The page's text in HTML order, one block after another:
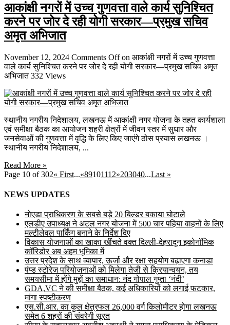
आकांक्षी नगरों में उच्च गुणवत्ता वाले कार्य सुनिश्चित
करने पर जोर दे रही योगी सरकार—प्रमुख सचिव
अमृत अभिजात
November 12, 2024 Comments Offon आकांक्षी नगरों में उच्च गुणवत्ता
वाले कार्य सुनिश्चित करने पर जोर दे रही योगी सरकार—प्रमुख सचिव अमृत
अभिजात 332 Views
स्थानीय नगरीय निदेशालय, लखनऊ में आकांक्षी नगर योजना के तहत कार्यशाला
एवं समीक्षा बैठक का आयोजन शहरी क्षेत्रों में जीवन स्तर में सुधार और
जनसेवाओं की गुणवत्ता में वृद्धि के लिए किए जाएंगे ठोस प्रयास लखनऊ ।
स्थानीय नगरीय निदेशालय, ...
Read More »
Page 10 of 302« First...«89101112»203040...Last »
NEWS UPDATES
नोएडा प्राधिकरण के सबसे बड़े 20 बिल्डर बकाया घोटाले
एलडीए उपाध्यक्ष ने अटल नगर योजना में 500 चार पहिया वाहनों के लिए
मल्टीलेवल पार्किंग बनाने के निर्देश दिए
विकास योजनाओं का खाका खींचते वक्त दिल्ली-देहरादून इकोनॉमिक
कॉरिडोर अब अहम भूमिका में
उत्तर प्रदेश के साथ व्यापार, ऊर्जा और रक्षा सहयोग बढ़ाएगा कनाडा
पंप्ड स्टोरेज परियोजनाओं को मिलेगा तेजी से क्रियान्वयन, तय
समयसीमा में होंगे मुद्दों का समाधान: नंद गोपाल गुप्ता ‘नंदी’
GDA,VC ने की समीक्षा बैठक, कई अधिकारियों को लगाई फटकार,
मांगा स्पष्टीकरण
एस.सी.आर. का कुल क्षेत्रफल 26,000 वर्ग किलोमीटर होगा लखनऊ
समेत 6 शहरों की संवरेगी सूरत